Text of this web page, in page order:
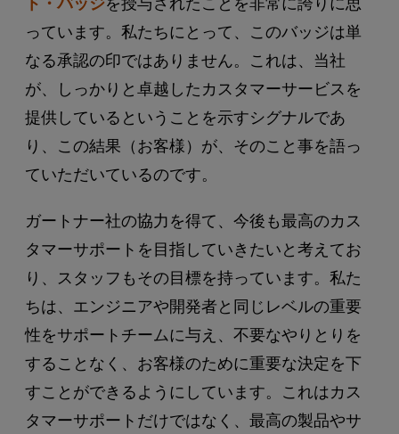
っています。私たちにとって、このバッジは単
なる承認の印ではありません。これは、当社
が、しっかりと卓越したカスタマーサービスを
提供しているということを示すシグナルであ
り、この結果（お客様）が、そのこと事を語っ
ていただいているのです。
ガートナー社の協力を得て、今後も最高のカス
タマーサポートを目指していきたいと考えてお
り、スタッフもその目標を持っています。私た
ちは、エンジニアや開発者と同じレベルの重要
性をサポートチームに与え、不要なやりとりを
することなく、お客様のために重要な決定を下
すことができるようにしています。これはカス
タマーサポートだけではなく、最高の製品やサ